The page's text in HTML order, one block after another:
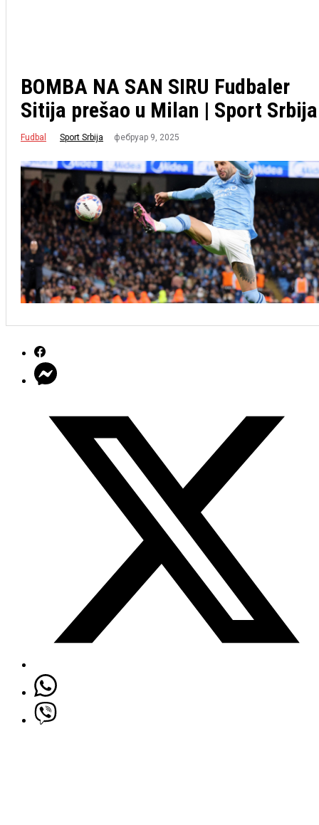
BOMBA NA SAN SIRU Fudbaler
Sitija prešao u Milan | Sport Srbija
Fudbal Sport Srbija фебруар 9, 2025